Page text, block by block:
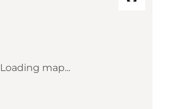
Loading map...